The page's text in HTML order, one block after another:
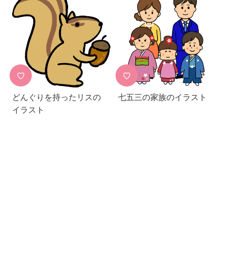
♡
どんぐりを持ったリスの
イラスト
♡
七五三の家族のイラスト